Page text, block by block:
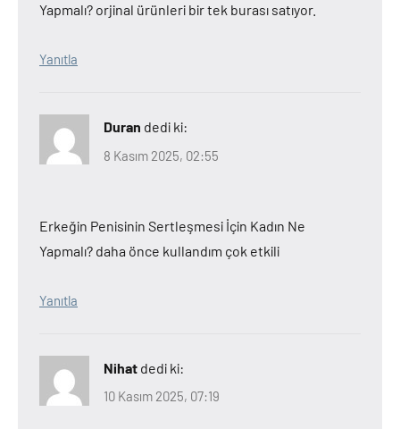
Yapmalı? orjinal ürünleri bir tek burası satıyor.
Yanıtla
Duran dedi ki:
8 Kasım 2025, 02:55
Erkeğin Penisinin Sertleşmesi İçin Kadın Ne
Yapmalı? daha önce kullandım çok etkili
Yanıtla
Nihat dedi ki:
10 Kasım 2025, 07:19